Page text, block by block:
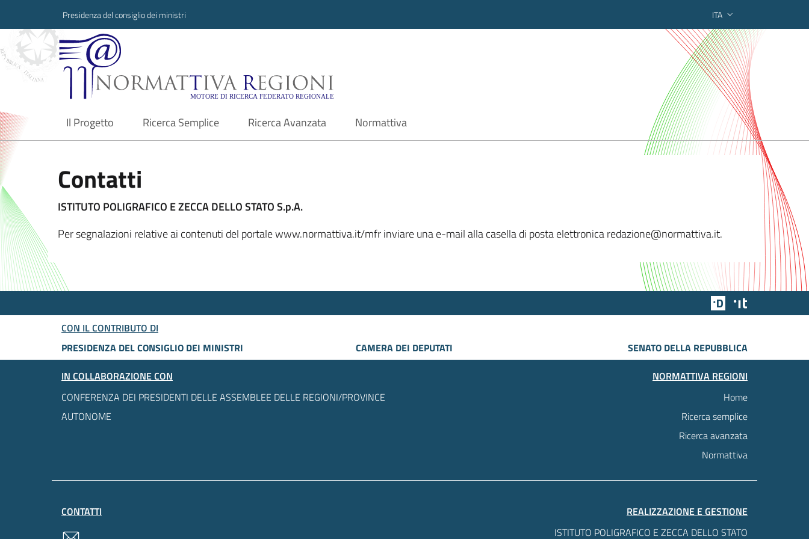
Presidenza del consiglio dei ministri ITA
Normattiva Regioni - Motore di ricerca federato regionale
Il Progetto
current Ricerca Semplice Ricerca Avanzata Normattiva
Contatti
ISTITUTO POLIGRAFICO E ZECCA DELLO STATO S.p.A.
Per segnalazioni relative ai contenuti del portale www.normattiva.it/mfr inviare una e-mail alla casella di posta elettronica redazione@normattiva.it.
Team Digitale
CON IL CONTRIBUTO DI
PRESIDENZA DEL CONSIGLIO DEI MINISTRI
CAMERA DEI DEPUTATI
SENATO DELLA REPUBBLICA
IN COLLABORAZIONE CON
CONFERENZA DEI PRESIDENTI DELLE ASSEMBLEE DELLE REGIONI/PROVINCE
AUTONOME
NORMATTIVA REGIONI
Home
Ricerca semplice
Ricerca avanzata
Normattiva
CONTATTI
REALIZZAZIONE E GESTIONE
ISTITUTO POLIGRAFICO E ZECCA DELLO STATO